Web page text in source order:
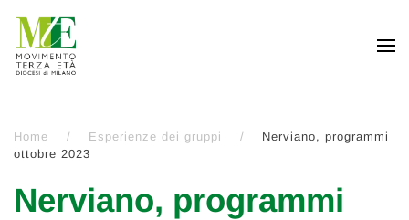
Passa al contenuto principale
Home Esperienze dei gruppi
Nerviano, programmi
ottobre 2023
Nerviano, programmi